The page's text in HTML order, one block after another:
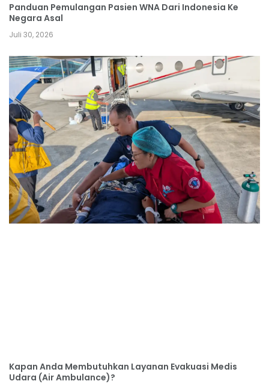
Panduan Pemulangan Pasien WNA Dari Indonesia Ke
Negara Asal
Juli 30, 2026
Kapan Anda Membutuhkan Layanan Evakuasi Medis
Udara (Air Ambulance)?